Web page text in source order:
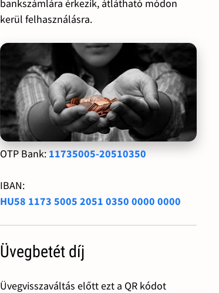
bankszámlára érkezik, átlátható módon
kerül felhasználásra.
OTP Bank: 11735005-20510350
IBAN:
HU58 1173 5005 2051 0350 0000 0000
Üvegbetét díj
Üvegvisszaváltás előtt ezt a QR kódot